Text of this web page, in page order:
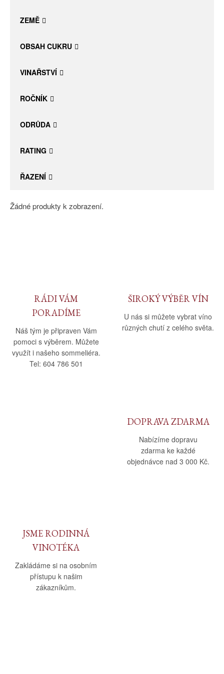
Daniel Pesat Wine
Blog
Letní vína
ZEMĚ
OBSAH CUKRU
VINAŘSTVÍ
ROČNÍK
ODRŮDA
RATING
ŘAZENÍ
Žádné produkty k zobrazení.
RÁDI VÁM
PORADÍME
Náš tým je připraven Vám
pomoci s výběrem. Můžete
využít i našeho sommeliéra.
Tel: 604 786 501
ŠIROKÝ VÝBĚR VÍN
U nás si můžete vybrat víno
různých chutí z celého světa.
DOPRAVA ZDARMA
Nabízíme dopravu
zdarma ke každé
objednávce nad 3 000 Kč.
JSME RODINNÁ
VINOTÉKA
Zakládáme si na osobním
přístupu k našim
zákazníkům.